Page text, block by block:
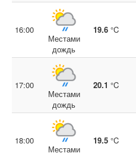
16:00
Местами
дождь
19.6 °C
17:00
Местами
дождь
20.1 °C
18:00
Местами
19.5 °C